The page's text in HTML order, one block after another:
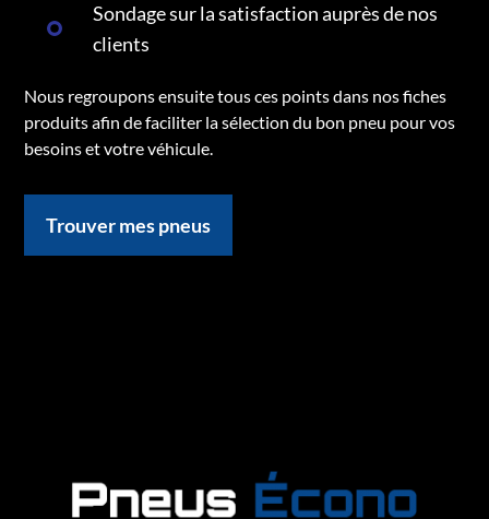
Sondage sur la satisfaction auprès de nos
clients
Nous regroupons ensuite tous ces points dans nos fiches
produits afin de faciliter la sélection du bon pneu pour vos
besoins et votre véhicule.
Trouver mes pneus